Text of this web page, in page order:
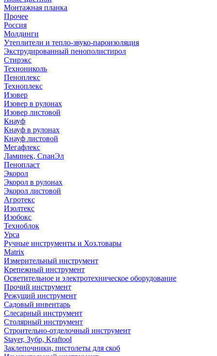
Монтажная планка
Прочее
Россия
Молдинги
Утеплители и тепло-звуко-пароизоляция
Экструдированный пенополистирол
Стирэкс
Технониколь
Пеноплекс
Техноплекс
Изовер
Изовер в рулонах
Изовер листовой
Кнауф
Кнауф в рулонах
Кнауф листовой
Мегафлекс
Ламинек, СпанЭл
Пенопласт
Экорол
Экорол в рулонах
Экорол листовой
Агротекс
Изолтекс
Изобокс
Техноблок
Урса
Ручные инструменты и Хоз.товары
Matrix
Измерительный инструмент
Крепежный инструмент
Осветительное и электротехническое оборудование
Прочий инструмент
Режущий инструмент
Садовый инвентарь
Слесарный инструмент
Столярный инструмент
Строительно-отделочный инструмент
Stayer, Зубр, Kraftool
Заклепочники, пистолеты для скоб